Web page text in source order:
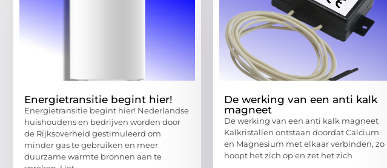
Energietransitie begint hier!
Energietransitie begint hier! Nederlandse
huishoudens en bedrijven worden door
de Rijksoverheid gestimuleerd om
minder gas te gebruiken en meer
duurzame warmte bronnen aan te
De werking van een anti kalk
magneet
De werking van een anti kalk magneet
Kalkristallen ontstaan doordat Calcium
en Magnesium met elkaar verbinden, zo
hoopt het zich op en zet het zich